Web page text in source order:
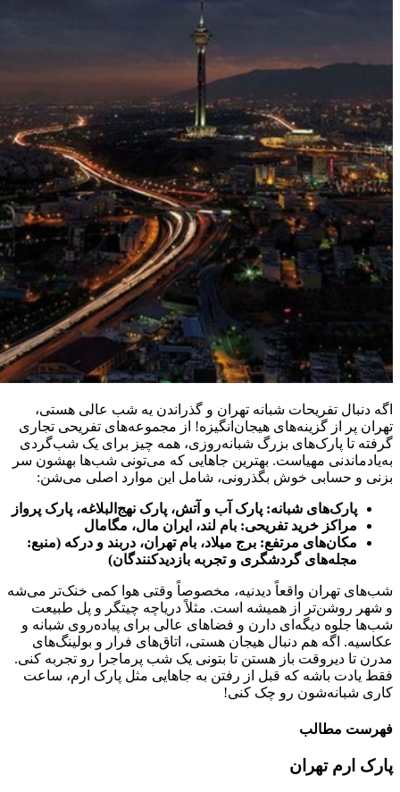
اگه دنبال تفریحات شبانه تهران و گذراندن یه شب عالی هستی،
تهران پر از گزینه‌های هیجان‌انگیزه! از مجموعه‌های تفریحی تجاری
گرفته تا پارک‌های بزرگ شبانه‌روزی، همه چیز برای یک شب‌گردی
به‌یادماندنی مهیاست. بهترین جاهایی که می‌تونی شب‌ها بهشون سر
بزنی و حسابی خوش بگذرونی، شامل این موارد اصلی می‌شن:
پارک‌های شبانه: پارک آب و آتش، پارک نهج‌البلاغه، پارک پرواز
مراکز خرید تفریحی: بام لند، ایران مال، مگامال
مکان‌های مرتفع: برج میلاد، بام تهران، دربند و درکه (منبع:
مجله‌های گردشگری و تجربه بازدیدکنندگان)
شب‌های تهران واقعاً دیدنیه، مخصوصاً وقتی هوا کمی خنک‌تر می‌شه
و شهر روشن‌تر از همیشه است. مثلاً دریاچه چیتگر و پل طبیعت
شب‌ها جلوه دیگه‌ای دارن و فضاهای عالی برای پیاده‌روی شبانه و
عکاسیه. اگه هم دنبال هیجان هستی، اتاق‌های فرار و بولینگ‌های
مدرن تا دیروقت باز هستن تا بتونی یک شب پرماجرا رو تجربه کنی.
فقط یادت باشه که قبل از رفتن به جاهایی مثل پارک ارم، ساعت
کاری شبانه‌شون رو چک کنی!
فهرست مطالب
پارک ارم تهران